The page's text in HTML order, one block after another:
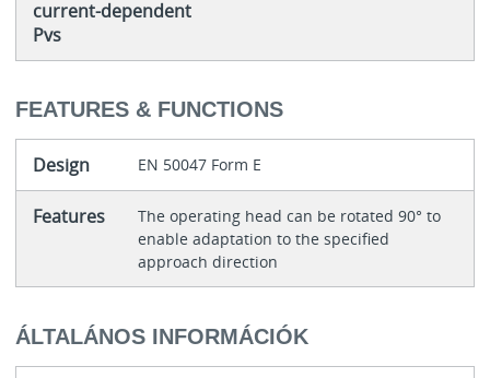
current-dependent
Pvs
FEATURES & FUNCTIONS
Design EN 50047 Form E
Features
The operating head can be rotated 90° to
enable adaptation to the specified
approach direction
ÁLTALÁNOS INFORMÁCIÓK